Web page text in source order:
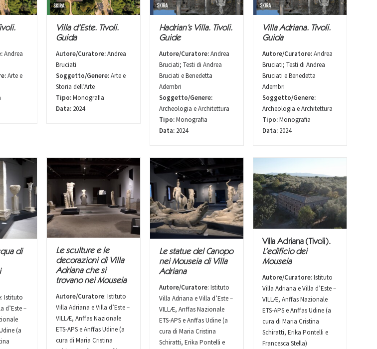
Andrea
Arte e
Villa d’Este. Tivoli.
Guida
Autore/Curatore:Andrea
Bruciati
Soggetto/Genere:Arte e
Storia dell’Arte
Tipo:Monografia
Data: 2024
Hadrian’s Villa. Tivoli.
Guide
Autore/Curatore:Andrea
Bruciati; Testi di Andrea
Bruciati e Benedetta
Adembri
Soggetto/Genere:
Archeologia e Architettura
Tipo:Monografia
Data: 2024
Villa Adriana. Tivoli.
Guida
Autore/Curatore:Andrea
Bruciati; Testi di Andrea
Bruciati e Benedetta
Adembri
Soggetto/Genere:
Archeologia e Architettura
Tipo:Monografia
Data: 2024
di
: Istituto
d’Este –
(a
Le sculture e le
decorazioni di Villa
Adriana che si
trovano nei Mouseia
Autore/Curatore: Istituto
Villa Adriana e Villa d’Este –
VILLÆ, Anffas Nazionale
ETS-APS e Anffas Udine (a
cura di Maria Cristina
Le statue del Canopo
nei Mouseia di Villa
Adriana
Autore/Curatore: Istituto
Villa Adriana e Villa d’Este –
VILLÆ, Anffas Nazionale
ETS-APS e Anffas Udine (a
cura di Maria Cristina
Schiratti, Erika Pontelli e
Villa Adriana (Tivoli).
L’edificio dei
Mouseia
Autore/Curatore: Istituto
Villa Adriana e Villa d’Este –
VILLÆ, Anffas Nazionale
ETS-APS e Anffas Udine (a
cura di Maria Cristina
Schiratti, Erika Pontelli e
Francesca Stella)